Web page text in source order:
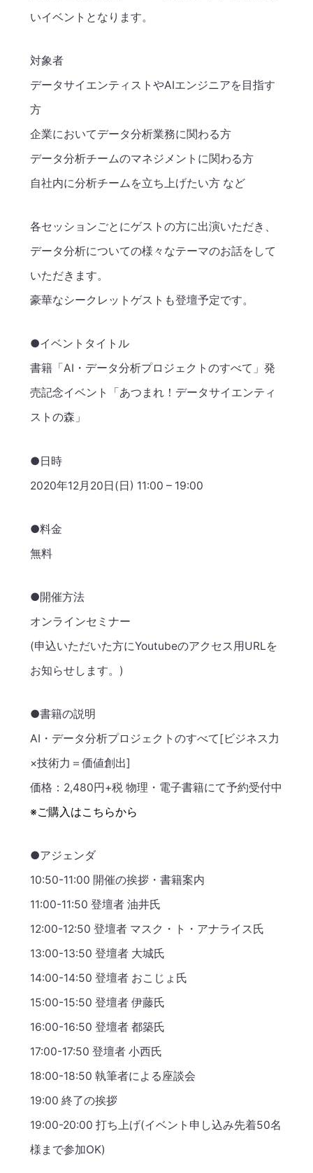
いイベントとなります。
対象者
データサイエンティストやAIエンジニアを目指す
方
企業においてデータ分析業務に関わる方
データ分析チームのマネジメントに関わる方
自社内に分析チームを立ち上げたい方 など
各セッションごとにゲストの方に出演いただき、
データ分析についての様々なテーマのお話をして
いただきます。
豪華なシークレットゲストも登壇予定です。
●イベントタイトル
書籍「AI・データ分析プロジェクトのすべて」発
売記念イベント「あつまれ！データサイエンティ
ストの森」
●日時
2020年12月20日(日) 11:00 – 19:00
●料金
無料
●開催方法
オンラインセミナー
(申込いただいた方にYoutubeのアクセス用URLを
お知らせします。)
●書籍の説明
AI・データ分析プロジェクトのすべて[ビジネス力
×技術力＝価値創出]
価格：2,480円+税 物理・電子書籍にて予約受付中
※ご購入はこちらから
●アジェンダ
10:50-11:00 開催の挨拶・書籍案内
11:00-11:50 登壇者 油井氏
12:00-12:50 登壇者 マスク・ト・アナライス氏
13:00-13:50 登壇者 大城氏
14:00-14:50 登壇者 おこじょ氏
15:00-15:50 登壇者 伊藤氏
16:00-16:50 登壇者 都築氏
17:00-17:50 登壇者 小西氏
18:00-18:50 執筆者による座談会
19:00 終了の挨拶
19:00-20:00 打ち上げ(イベント申し込み先着50名
様まで参加OK)